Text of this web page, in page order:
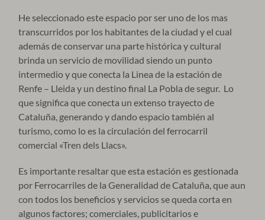
He seleccionado este espacio por ser uno de los mas
transcurridos por los habitantes de la ciudad y el cual
además de conservar una parte histórica y cultural
brinda un servicio de movilidad siendo un punto
intermedio y que conecta la Linea de la estación de
Renfe – Lleida y un destino final La Pobla de segur. Lo
que significa que conecta un extenso trayecto de
Cataluña, generando y dando espacio también al
turismo, como lo es la circulación del ferrocarril
comercial «Tren dels Llacs».
Es importante resaltar que esta estación es gestionada
por Ferrocarriles de la Generalidad de Cataluña, que aun
con todos los beneficios y servicios se queda corta en
algunos factores; comerciales, publicitarios e